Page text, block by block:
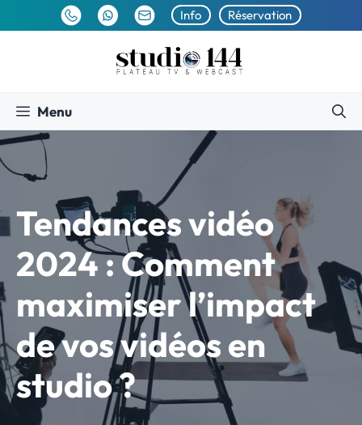
au
Info Réservation
Menu
Tendances vidéo
2024 : Comment
maximiser l’impact
de vos vidéos en
studio ?